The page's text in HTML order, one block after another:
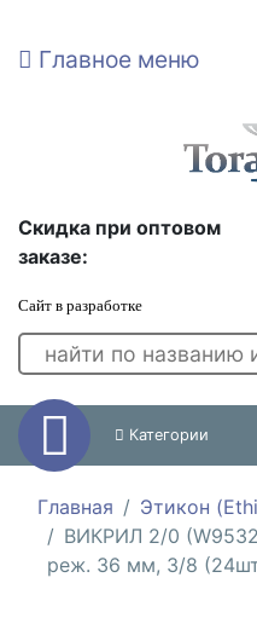
Главное меню
Скидка при оптовом
заказе:
Сайт в разработке
Категории
Главная Этикон
ВИКРИЛ 2/0
реж. 36 мм, 3/8